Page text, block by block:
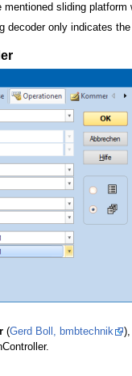
sliding platform
decoder only indicates
(Gerd Boll, bmbtechnik